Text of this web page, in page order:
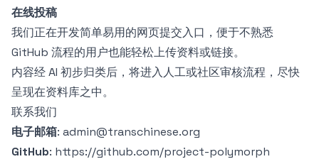
在线投稿
我们正在开发简单易用的网页提交入口，便于不熟悉
GitHub 流程的用户也能轻松上传资料或链接。
内容经 AI 初步归类后，将进入人工或社区审核流程，尽快
呈现在资料库之中。
联系我们
电子邮箱: admin@transchinese.org
GitHub: https://github.com/project-polymorph